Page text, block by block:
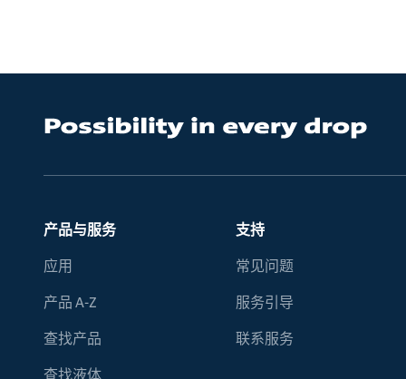
产品与服务
应用
产品 A-Z
查找产品
查找液体
支持
常见问题
服务引导
联系服务